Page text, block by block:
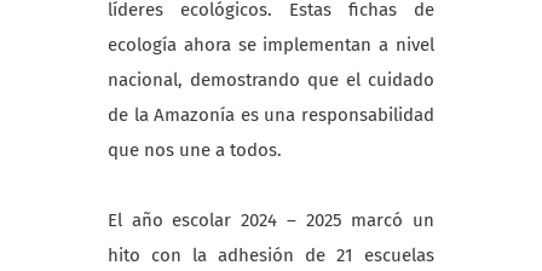
líderes ecológicos. Estas fichas de
ecología ahora se implementan a nivel
nacional, demostrando que el cuidado
de la Amazonía es una responsabilidad
que nos une a todos.
El año escolar 2024 – 2025 marcó un
hito con la adhesión de 21 escuelas